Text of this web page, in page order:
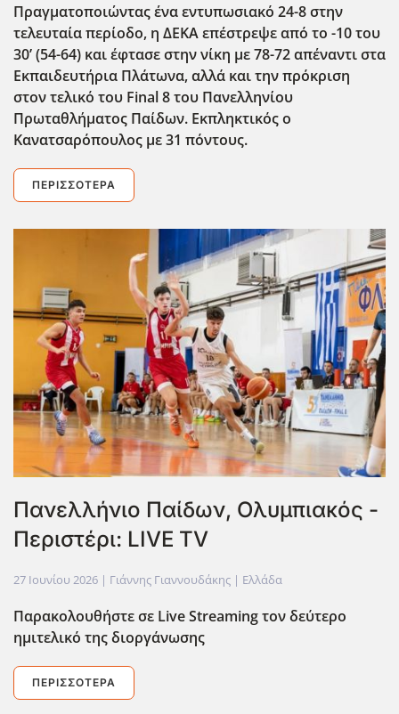
Πραγματοποιώντας ένα εντυπωσιακό 24-8 στην
τελευταία περίοδο, η ΔΕΚΑ επέστρεψε από το -10 του
30’ (54-64) και έφτασε στην νίκη με 78-72 απέναντι στα
Εκπαιδευτήρια Πλάτωνα, αλλά και την πρόκριση
στον τελικό του Final8 του Πανελληνίου
Πρωταθλήματος Παίδων. Εκπληκτικός ο
Κανατσαρόπουλος με 31 πόντους.
ΠΕΡΙΣΣΌΤΕΡΑ
Πανελλήνιο Παίδων, Ολυμπιακός -
Περιστέρι: LIVE TV
27 Ιουνίου 2026 | Γιάννης Γιαννουδάκης | Ελλάδα
Παρακολουθήστε σε Live Streaming τον δεύτερο
ημιτελικό της διοργάνωσης
ΠΕΡΙΣΣΌΤΕΡΑ